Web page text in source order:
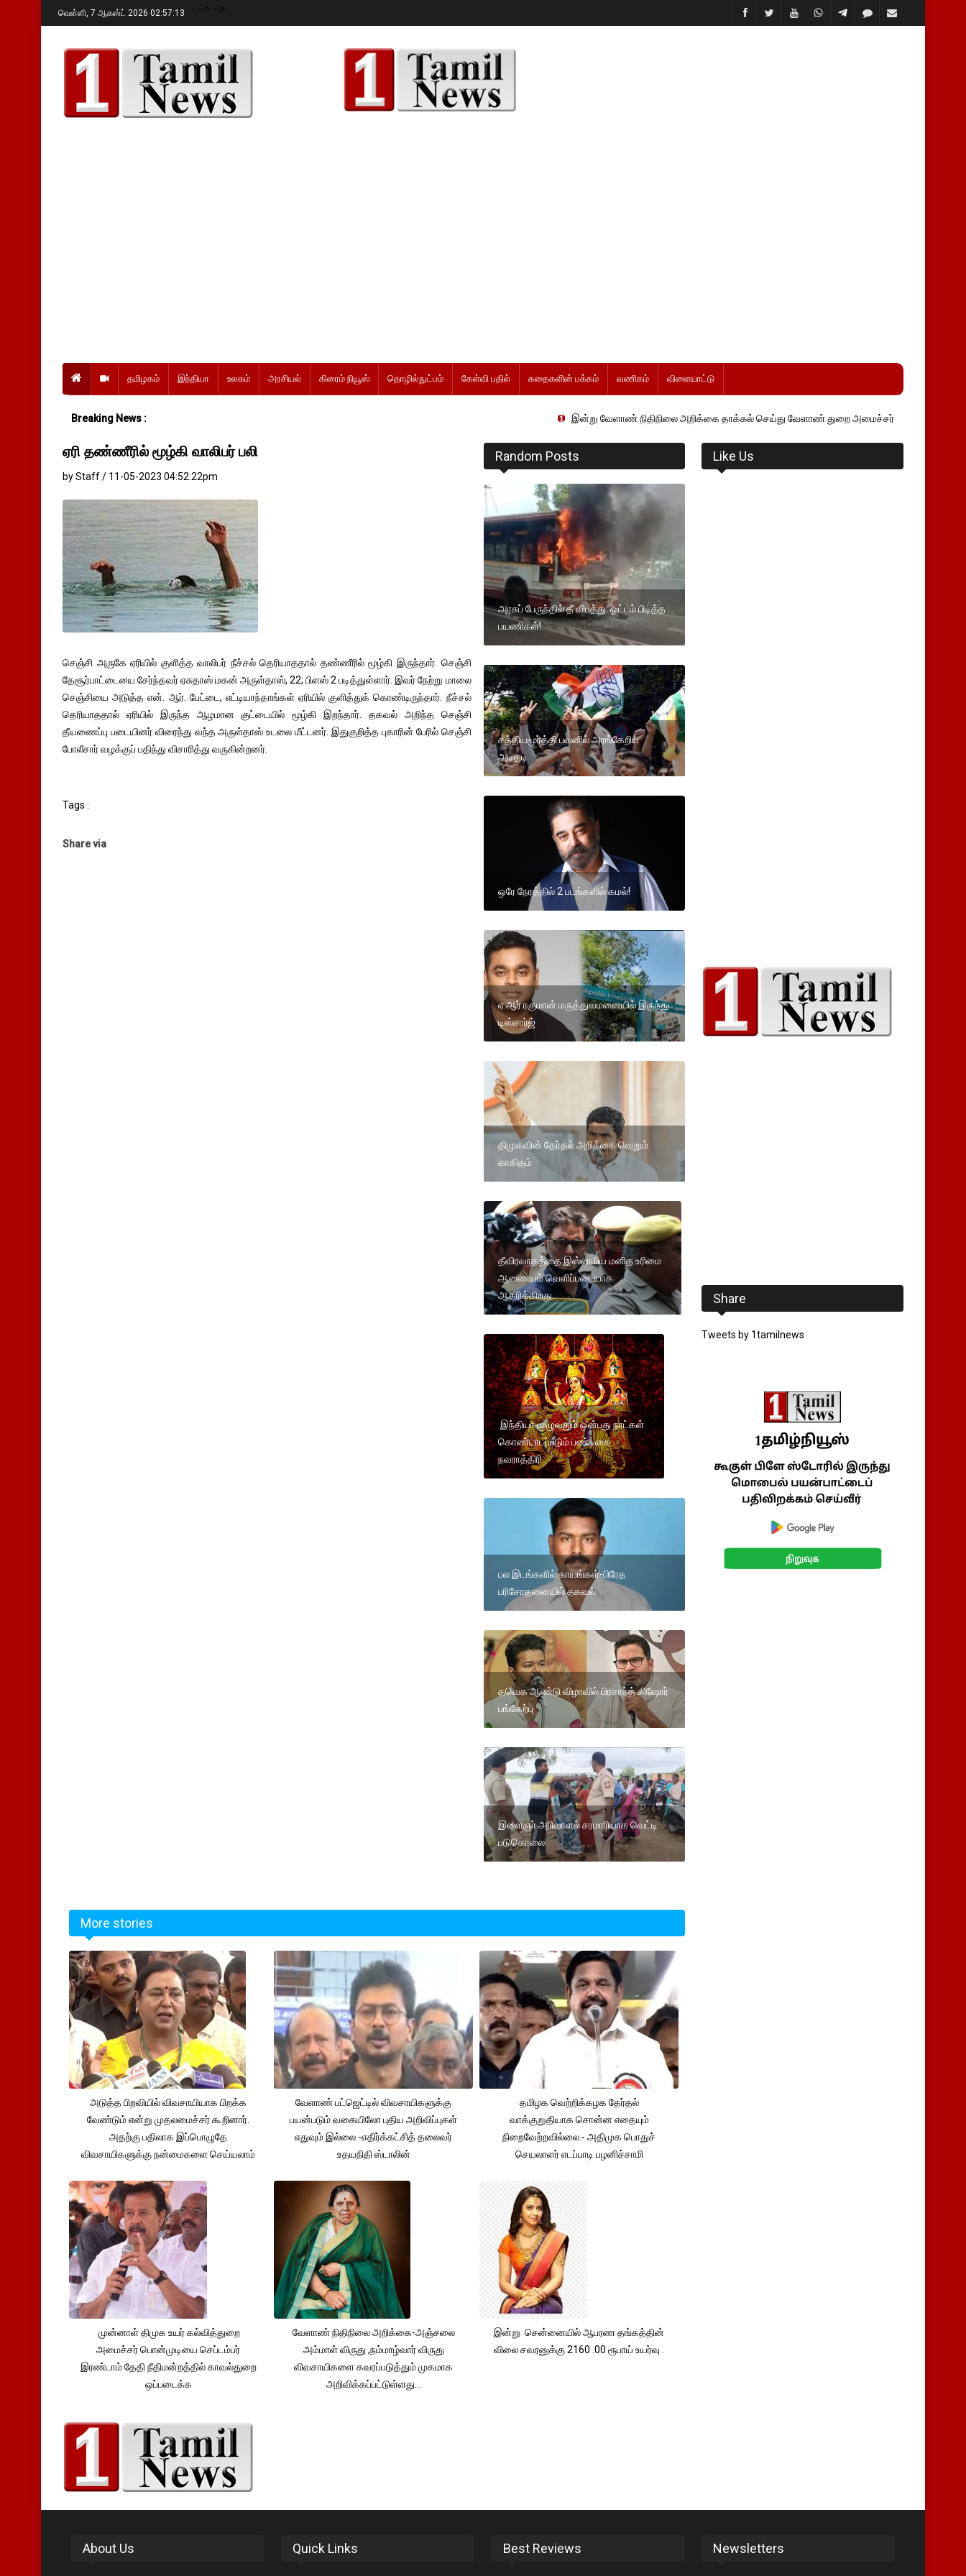
வெள்ளி, 7 ஆகஸ்ட் 2026 02:57:14 --> -->
தமிழகம் இந்தியா உலகம் அரசியல் கிரைம் நியூஸ் தொழில்நுட்பம் கேள்வி பதில் கதைகளின் பக்கம் வணிகம் விளையாட்டு
Breaking News : இன்று வேளாண் நிதிநிலை அறிக்கை தாக்கல் செய்து வேளாண் துறை அமைச்சர் வினோத் வாசித்து
ஏரி தண்ணீரில் மூழ்கி வாலிபர் பலி
by Staff / 11-05-2023 04:52:22pm
செஞ்சி அருகே ஏரியில் குளித்த வாலிபர் நீச்சல் தெரியாததால் தண்ணீரில் மூழ்கி இருந்தார். செஞ்சி
தேசூர்பாட்டையை சேர்ந்தவர் ஏசுதாஸ் மகன் அருள்தாஸ், 22; பிளஸ் 2 படித்துள்ளார். இவர் நேற்று மாலை
செஞ்சியை அடுத்த என். ஆர். பேட்டை, எட்டியாந்தாங்கள் ஏரியில் குளித்துக் கொண்டிருந்தார். நீச்சல்
தெரியாததால் ஏரியில் இருந்த ஆழமான குட்டையில் மூழ்கி இறந்தார். தகவல் அறிந்த செஞ்சி
தீயணைப்பு படையினர் விரைந்து வந்த அருள்தாஸ் உடலை மீட்டனர். இதுகுறித்த புகாரின் பேரில் செஞ்சி
போலீசார் வழக்குப் பதிந்து விசாரித்து வருகின்றனர்.
Tags :
Share via
Random Posts
அரசுப் பேருந்தில் தீ விபத்து: ஓட்டம் பிடித்த
பயணிகள்!
சத்தியமூர்த்தி பவனில் அரங்கேறிய
அடிதடி
ஒரே நேரத்தில் 2 படங்களில் கமல்!
ஏ.ஆர்.ரகுமான் மருத்துவமனையில் இருந்து
டிஸ்சார்ஜ்
திமுகவின் தேர்தல் அறிக்கை வெறும்
காகிதம்
தீவிரவாதத்தை இஸ்லாமிய மனித உரிமை
ஆணையம் வெளிப்படையாக
ஆதரிக்கிறது.
இந்தியா முழுவதும் ஒன்பது நாட்கள்
கொண்டாடப்படும் பண்டிகை
நவராத்திரி.
பல இடங்களில் காயங்கள்-பிரேத
பரிசோதனையில் தகவல்
தவெக ஆண்டு விழாவில் பிரசாந்த் கிஷோர்
பங்கேற்பு
இளைஞா் அரிவாளல் சரமாரியாக வெட்டி
படுகொலை
More stories
அடுத்த பிறவியில் விவசாயியாக பிறக்க
வேண்டும் என்று முதலமைச்சர் கூறினார்.
அதற்கு பதிலாக இப்பொழுதே
விவசாயிகளுக்கு நன்மைகளை செய்யலாம்
வேளாண் பட்ஜெட்டில் விவசாயிகளுக்கு
பயன்படும் வகையிலோ புதிய அறிவிப்புகள்
எதுவும் இல்லை -எதிர்க்கட்சித் தலைவர்
உதயநிதி ஸ்டாலின்
தமிழக வெற்றிக்கழக தேர்தல்
வாக்குறுதியாக சொன்ன எதையும்
நிறைவேற்றவில்லை.- அதிமுக பொதுச்
செயலாளர் எடப்பாடி பழனிச்சாமி
முன்னாள் திமுக உயர் கல்வித்துறை
அமைச்சர் பொன்முடியை செப்டம்பர்
இரண்டாம் தேதி நீதிமன்றத்தில் காவல்துறை
ஒப்படைக்க
வேளாண் நிதிநிலை அறிக்கை-அஞ்சலை
அம்மாள் விருது ,நம்மாழ்வார் விருது
விவசாயிகளை கவரப்படுத்தும் முகமாக
அறிவிக்கப்பட்டுள்ளது...
இன்று சென்னையில் ஆபரண தங்கத்தின்
விலை சவரனுக்கு 2160 .00 ரூபாய் உயர்வு .
Like Us
Share
Tweets by 1tamilnews
About Us Quick Links Best Reviews Newsletters